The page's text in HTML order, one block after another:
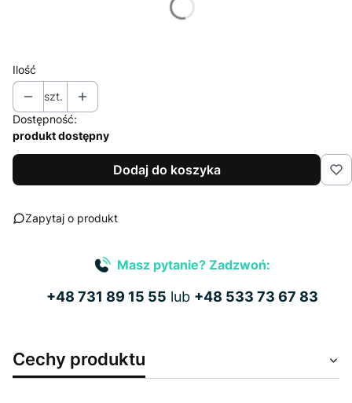
Poszczególne warianty mogą różnić się ceną
Ilość
szt.
Dostępność:
produkt dostępny
Dodaj do koszyka
Zapytaj o produkt
Masz pytanie? Zadzwoń:
+48 731 89 15 55 lub +48 533 73 67 83
Cechy produktu